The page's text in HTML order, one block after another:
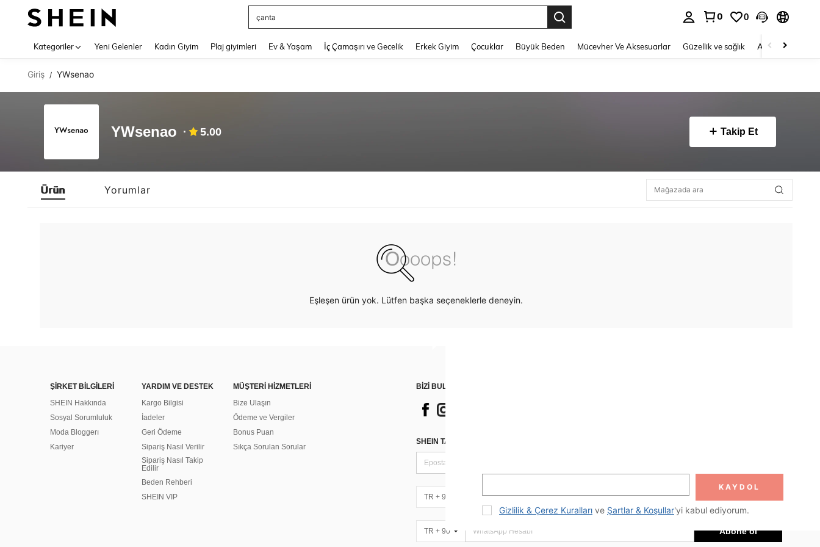
çanta
0 0
Kategoriler Yeni Gelenler Kadın Giyim Plaj giyimleri Ev & Yaşam İç Çamaşırı ve Gecelik Erkek Giyim Çocuklar Büyük Beden Mücevher Ve Aksesuarlar Güzellik ve sağlık Ayakkabı
Giriş / YWsenao
YWsenao 5.00 Takip Et
Ürün Yorumlar
Eşleşen ürün yok. Lütfen başka seçeneklerle deneyin.
ŞİRKET BİLGİLERİ
SHEIN Hakkında
Sosyal Sorumluluk
Moda Bloggerı
Kariyer
YARDIM VE DESTEK
Kargo Bilgisi
İadeler
Geri Ödeme
Sipariş Nasıl Verilir
Sipariş Nasıl Takip
Edilir
Beden Rehberi
SHEIN VIP
MÜŞTERİ HİZMETLERİ
Bize Ulaşın
Ödeme ve Vergiler
Bonus Puan
Sıkça Sorulan Sorular
BİZİ BULUN
SHEIN TARZI HABERLER IÇIN KAYDOLUN
TR + 90
TR + 90 Abone ol
KAYDOL
Gizlilik & Çerez Kuralları ve Şartlar & Koşullar'yi kabul ediyorum.